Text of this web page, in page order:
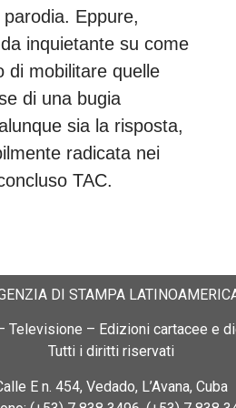
Eppure,
inquietante su come
di mobilitare quelle
di una bugia
sia la risposta,
radicata nei
TAC.
DI STAMPA
Televisione – Edizioni cartacee e
Tutti i diritti riservati
E n. 454, Vedado, L’Avana, Cuba